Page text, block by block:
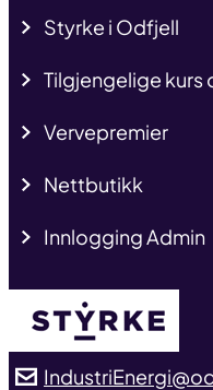
Styrke i Odfjell
Tilgjengelige kurs
Vervepremier
Nettbutikk
Innlogging Admin